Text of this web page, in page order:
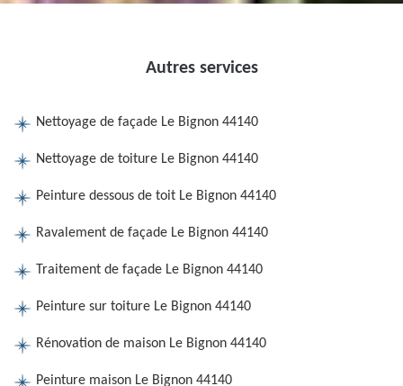
Autres services
Nettoyage de façade Le Bignon 44140
Nettoyage de toiture Le Bignon 44140
Peinture dessous de toit Le Bignon 44140
Ravalement de façade Le Bignon 44140
Traitement de façade Le Bignon 44140
Peinture sur toiture Le Bignon 44140
Rénovation de maison Le Bignon 44140
Peinture maison Le Bignon 44140